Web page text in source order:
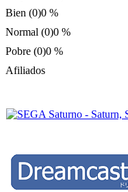
Bien (0)0 %
Normal (0)0 %
Pobre (0)0 %
Afiliados